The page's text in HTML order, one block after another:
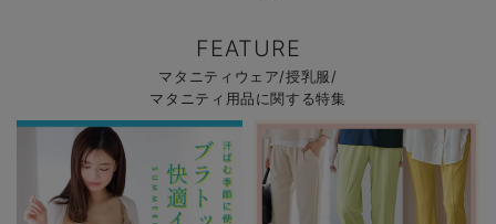
FEATURE
マタニティウェア/授乳服/
マタニティ用品に関する特集